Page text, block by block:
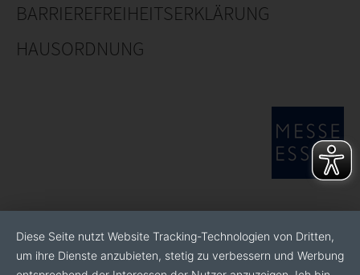
BARRIEREFREIHEITSERKLÄRUNG
HAUSORDNUNG
Diese Seite nutzt Website Tracking-Technologien von Dritten,
um ihre Dienste anzubieten, stetig zu verbessern und Werbung